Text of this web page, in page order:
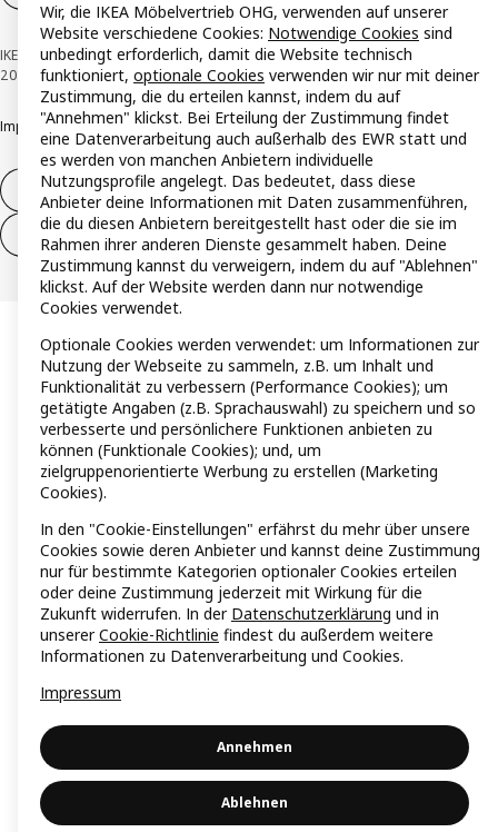
IKEA Österreich - Südring, 2334 Vösendorf © Inter IKEA Systems B.V. 1999-
2026
ImpressumDatenschutzerklärung Cookie RichtlinieResponsible Disclosure
Widerruf / Rückgabe
Widerrufsrecht ausüben (Services)
Wir, die IKEA Möbelvertrieb OHG, verwenden auf unserer
Website verschiedene Cookies: Notwendige Cookies sind
unbedingt erforderlich, damit die Website technisch
funktioniert, optionale Cookies verwenden wir nur mit deiner
Zustimmung, die du erteilen kannst, indem du auf
"Annehmen" klickst. Bei Erteilung der Zustimmung findet
eine Datenverarbeitung auch außerhalb des EWR statt und
es werden von manchen Anbietern individuelle
Nutzungsprofile angelegt. Das bedeutet, dass diese
Anbieter deine Informationen mit Daten zusammenführen,
die du diesen Anbietern bereitgestellt hast oder die sie im
Rahmen ihrer anderen Dienste gesammelt haben. Deine
Zustimmung kannst du verweigern, indem du auf "Ablehnen"
klickst. Auf der Website werden dann nur notwendige
Cookies verwendet.
Optionale Cookies werden verwendet: um Informationen zur
Nutzung der Webseite zu sammeln, z.B. um Inhalt und
Funktionalität zu verbessern (Performance Cookies); um
getätigte Angaben (z.B. Sprachauswahl) zu speichern und so
verbesserte und persönlichere Funktionen anbieten zu
können (Funktionale Cookies); und, um
zielgruppenorientierte Werbung zu erstellen (Marketing
Cookies).
In den "Cookie-Einstellungen" erfährst du mehr über unsere
Cookies sowie deren Anbieter und kannst deine Zustimmung
nur für bestimmte Kategorien optionaler Cookies erteilen
oder deine Zustimmung jederzeit mit Wirkung für die
Zukunft widerrufen. In der Datenschutzerklärung und in
unsererCookie-Richtlinie findest du außerdem weitere
Informationen zu Datenverarbeitung und Cookies.
Impressum
Annehmen
Ablehnen